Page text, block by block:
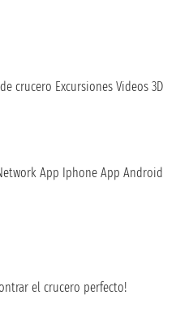
crucero Excursiones Videos 3D
App Iphone App Android
el crucero perfecto!